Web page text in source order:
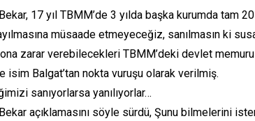
17 yıl TBMM’de 3 yılda başka kurumda tam
müsaade etmeyeceğiz, sanılmasın ki
zarar verebilecekleri TBMM’deki devlet
isim Balgat’tan nokta vuruşu olarak verilmiş.
sanıyorlarsa yanılıyorlar…
açıklamasını söyle sürdü, Şunu bilmelerini